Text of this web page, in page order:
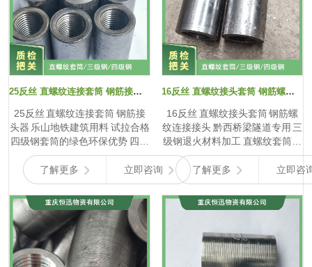
求。与普通套筒类似，钢筋丝头
的螺距、牙型角、丝头长度等参
数需严格符合标准，以确保与正
反丝套筒紧密配合。强调安装前
要仔细检查正反丝套筒的螺纹是
否完好，有无杂物堵塞。 安装操
作演示是关键环节，展示如何根
筒调节钢筋连接长度。详细说明
旋拧方向与调节长度的关系，
以...
中，正反丝套筒能快速适应不同
钢筋走向，确保连接准确无误。
用户对正反丝套筒的连接可靠性
也给予高度评价。经过严格质量
检测的正反丝套筒，在承受拉力
与压力时，螺纹紧密啮合，能有
效传递应力，保障建筑结构安
优质正反丝套筒采用了特殊材料
制造，具有良好的耐腐蚀性，在
潮...
25反丝 直螺纹连接套筒 钢筋接头器 乐山地铁建筑用料 试拉合格
25反丝 直螺纹连接套筒 钢筋接
头器 乐山地铁建筑用料 试拉合格
四级钢套筒的绿色环保优势 四级
钢套筒具有诸多绿色环保优势。
首先，其采用的高性能钢材，在
保证高强度和良好耐久性的同
时，相对其他普通钢材，在相同
承载能力要求下，可减少钢材的
使用量，从而降低了原材料开采
和加工过程中的能源消耗及对环
境的破坏。 在生产过程中，四级
了解更多 立即咨询
16反丝 直螺纹接头套筒 钢筋螺纹连接接头 黔西桥梁隧道专用 三级钢退火材料加工
16反丝 直螺纹接头套筒 钢筋螺
纹连接接头 黔西桥梁隧道专用 三
级钢退火材料加工 直螺纹套筒和
焊接连接的优劣 直螺纹套筒和焊
接连接是钢筋连接的两种重要方
式，各有特点。直螺纹套筒连接
的优势明显，首先，它不受天气
等环境因素影响，无论风雨天气
而焊接连接在雨天或低温环境下
需采取特殊防护措施，否则会影
了解更多 立即咨